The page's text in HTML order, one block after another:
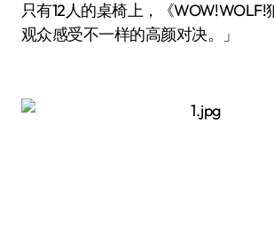
只有12人的桌椅上，《
观众感受不一样的高颜对决。」